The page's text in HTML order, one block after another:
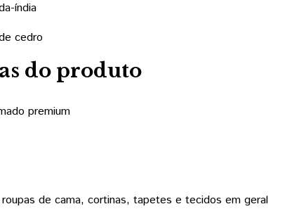
índia
cedro
do produto
premium
de cama, cortinas, tapetes e tecidos em geral